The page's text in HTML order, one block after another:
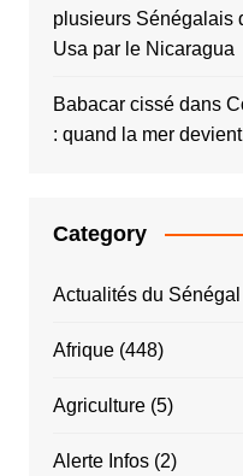
plusieurs Sénégalais
Usa par le Nicaragua
Babacar cissédans
: quand la mer
Category
Actualités du Sénégal
Afrique(448)
Agriculture(5)
Alerte Infos(2)